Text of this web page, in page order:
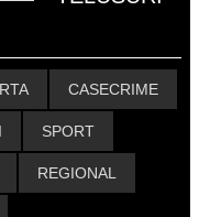
CASECRIME
SPORT
REGIONAL